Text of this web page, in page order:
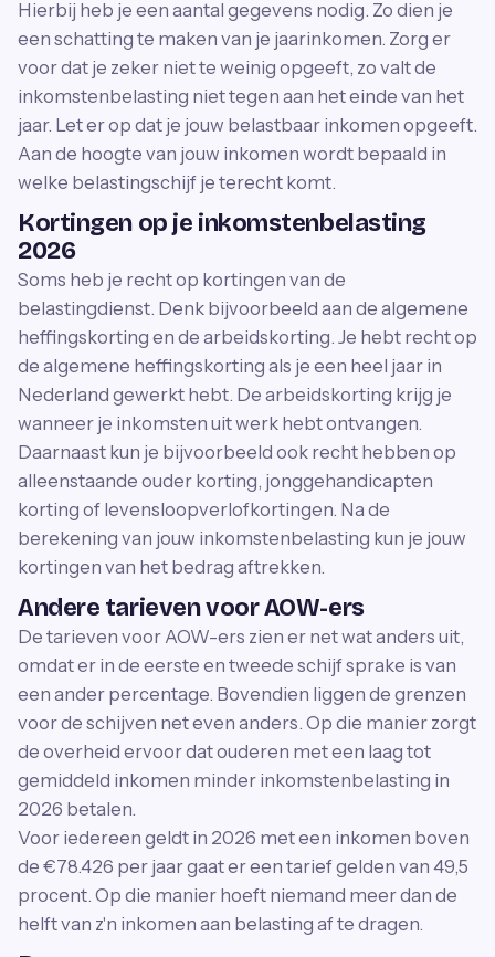
Hierbij heb je een aantal gegevens nodig. Zo dien je
een schatting te maken van je jaarinkomen. Zorg er
voor dat je zeker niet te weinig opgeeft, zo valt de
inkomstenbelasting niet tegen aan het einde van het
jaar. Let er op dat je jouw belastbaar inkomen opgeeft.
Aan de hoogte van jouw inkomen wordt bepaald in
welke belastingschijf je terecht komt.
Kortingen op je inkomstenbelasting
2026
Soms heb je recht op kortingen van de
belastingdienst. Denk bijvoorbeeld aan de algemene
heffingskorting en de arbeidskorting. Je hebt recht op
de algemene heffingskorting als je een heel jaar in
Nederland gewerkt hebt. De arbeidskorting krijg je
wanneer je inkomsten uit werk hebt ontvangen.
Daarnaast kun je bijvoorbeeld ook recht hebben op
alleenstaande ouder korting, jonggehandicapten
korting of levensloopverlofkortingen. Na de
berekening van jouw inkomstenbelasting kun je jouw
kortingen van het bedrag aftrekken.
Andere tarieven voor AOW-ers
De tarieven voor AOW-ers zien er net wat anders uit,
omdat er in de eerste en tweede schijf sprake is van
een ander percentage. Bovendien liggen de grenzen
voor de schijven net even anders. Op die manier zorgt
de overheid ervoor dat ouderen met een laag tot
gemiddeld inkomen minder inkomstenbelasting in
2026 betalen.
Voor iedereen geldt in 2026 met een inkomen boven
de €78.426 per jaar gaat er een tarief gelden van 49,5
procent. Op die manier hoeft niemand meer dan de
helft van z'n inkomen aan belasting af te dragen.